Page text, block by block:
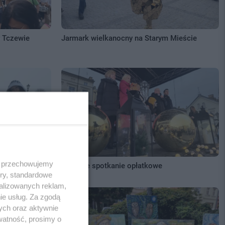
Tczewie Jarmark wielkanocny na Starym Mieście
Miejskie spotkanie opłatkowe
standardowe
reklam,
usług. Za zgodą
oraz aktywnie
prosimy o